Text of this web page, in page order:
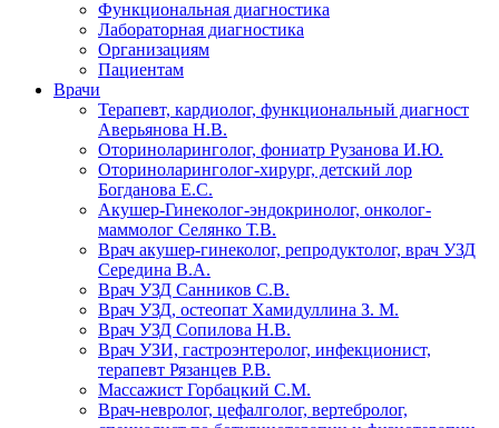
Функциональная диагностика
Лабораторная диагностика
Организациям
Пациентам
Врачи
Терапевт, кардиолог, функциональный диагност
Аверьянова Н.В.
Оториноларинголог, фониатр Рузанова И.Ю.
Оториноларинголог-хирург, детский лор
Богданова Е.С.
Акушер-Гинеколог-эндокринолог, онколог-
маммолог Селянко Т.В.
Врач акушер-гинеколог, репродуктолог, врач УЗД
Середина В.А.
Врач УЗД Санников С.В.
Врач УЗД, остеопат Хамидуллина З. М.
Врач УЗД Сопилова Н.В.
Врач УЗИ, гастроэнтеролог, инфекционист,
терапевт Рязанцев Р.В.
Массажист Горбацкий С.М.
Врач-невролог, цефалголог, вертебролог,